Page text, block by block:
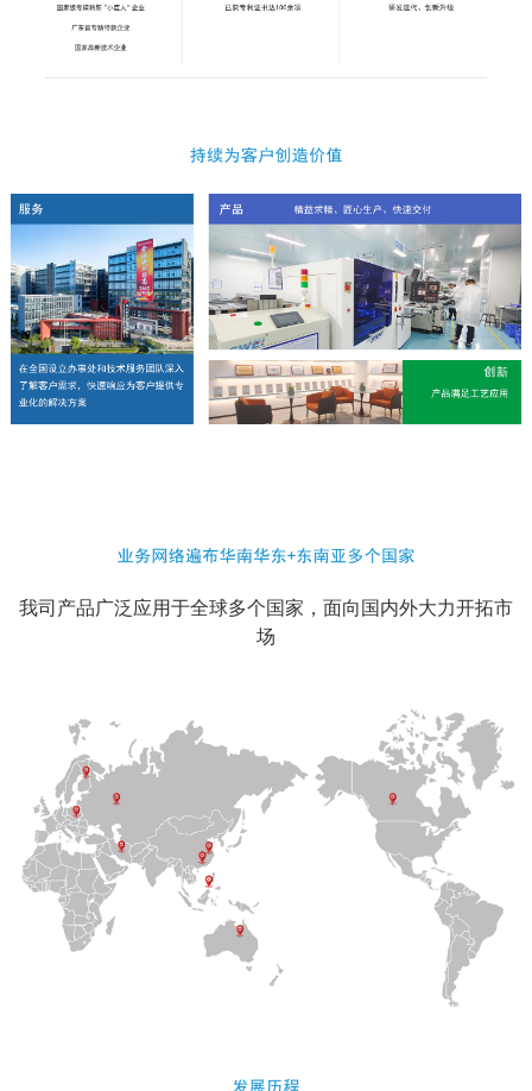
我司产品广泛应用于全球多个国家，面向国内外大力开拓市
场